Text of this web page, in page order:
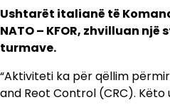
Ushtarët italianë të
NATO – KFOR, zhvilluan
turmave.
“Aktiviteti ka për qëllim
and Reot Control (CRC).